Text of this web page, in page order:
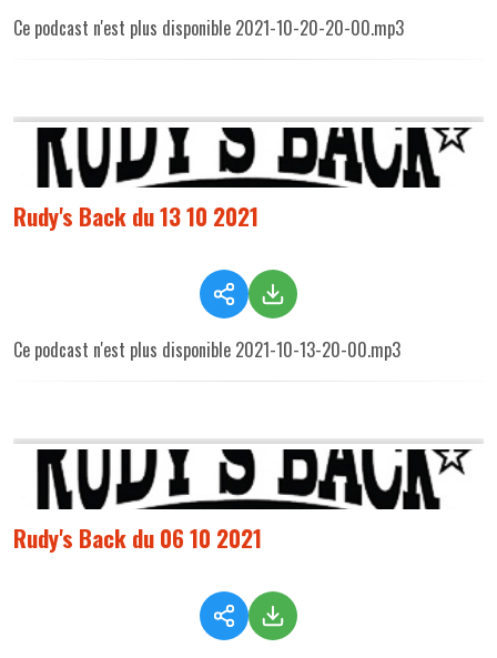
Ce podcast n'est plus disponible 2021-10-20-20-00.mp3
Rudy's Back du 13 10 2021
Ce podcast n'est plus disponible 2021-10-13-20-00.mp3
Rudy's Back du 06 10 2021